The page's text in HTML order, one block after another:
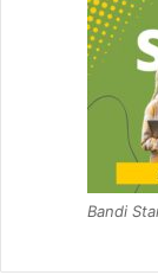
Bandi